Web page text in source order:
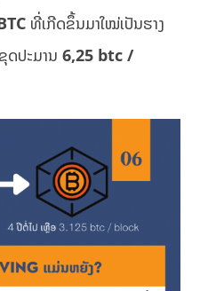
ທີ່ເກີດຂຶ້ນມາໃໝ່ເປັນຮາງ
ດປະມານ6,25 btc /